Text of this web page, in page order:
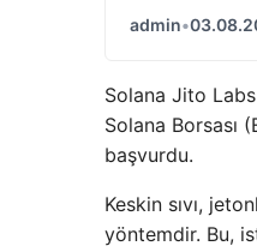
admin•
Solana Jito
Solana Borsası
başvurdu.
Keskin sıvı,
yöntemdir. Bu,